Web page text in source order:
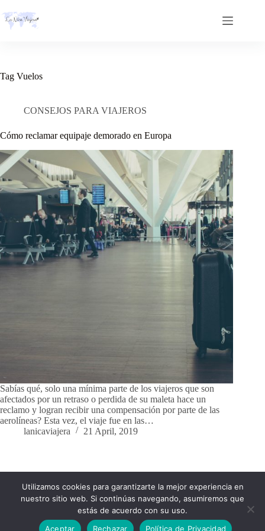
to
content
Tag Vuelos
CONSEJOS PARA VIAJEROS
Cómo reclamar equipaje demorado en Europa
Sabías qué, solo una mínima parte de los viajeros que son
afectados por un retraso o perdida de su maleta hace un
reclamo y logran recibir una compensación por parte de las
aerolíneas? Esta vez, el viaje fue en las…
lanicaviajera
21 April, 2019
Impressum
Política de Privacidad
Política de cookies
Utilizamos cookies para garantizarte la mejor experiencia en
nuestro sitio web. Si continúas navegando, asumiremos que
estás de acuerdo con su uso.
Aceptar
Rechazar Política de Privacidad